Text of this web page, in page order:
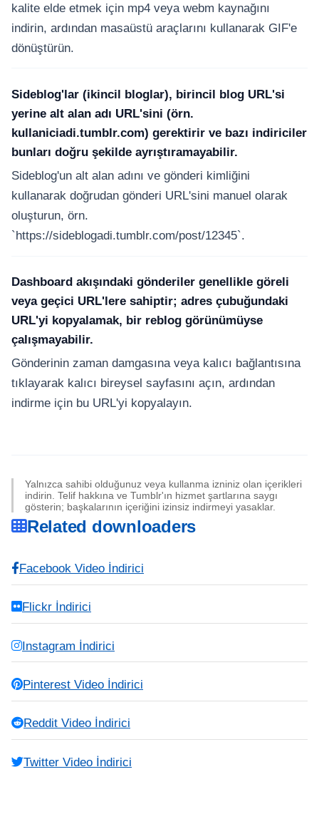
kalite elde etmek için mp4 veya webm kaynağını
indirin, ardından masaüstü araçlarını kullanarak GIF'e
dönüştürün.
Sideblog'lar (ikincil bloglar), birincil blog URL'si
yerine alt alan adı URL'sini (örn.
kullaniciadi.tumblr.com) gerektirir ve bazı indiriciler
bunları doğru şekilde ayrıştıramayabilir.
Sideblog'un alt alan adını ve gönderi kimliğini
kullanarak doğrudan gönderi URL'sini manuel olarak
oluşturun, örn.
`https://sideblogadi.tumblr.com/post/12345`.
Dashboard akışındaki gönderiler genellikle göreli
veya geçici URL'lere sahiptir; adres çubuğundaki
URL'yi kopyalamak, bir reblog görünümüyse
çalışmayabilir.
Gönderinin zaman damgasına veya kalıcı bağlantısına
tıklayarak kalıcı bireysel sayfasını açın, ardından
indirme için bu URL'yi kopyalayın.
Yalnızca sahibi olduğunuz veya kullanma izniniz olan içerikleri
indirin. Telif hakkına ve Tumblr'ın hizmet şartlarına saygı
gösterin; başkalarının içeriğini izinsiz indirmeyi yasaklar.
Related downloaders
Facebook Video İndirici
Flickr İndirici
Instagram İndirici
Pinterest Video İndirici
Reddit Video İndirici
Twitter Video İndirici